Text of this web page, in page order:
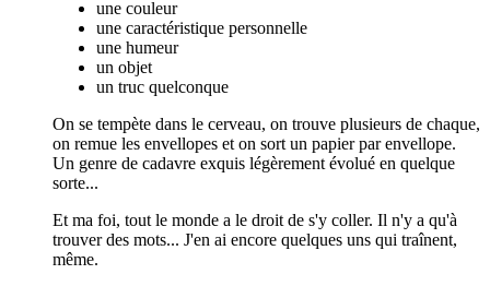
une couleur
une caractéristique personnelle
une humeur
un objet
un truc quelconque
On se tempète dans le cerveau, on trouve plusieurs de chaque,
on remue les envellopes et on sort un papier par envellope.
Un genre de cadavre exquis légèrement évolué en quelque
sorte...
Et ma foi, tout le monde a le droit de s'y coller. Il n'y a qu'à
trouver des mots... J'en ai encore quelques uns qui traînent,
même.